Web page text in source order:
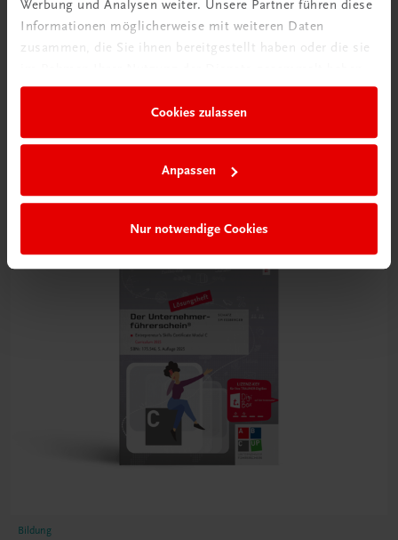
Werbung und Analysen weiter. Unsere Partner führen diese
Informationen möglicherweise mit weiteren Daten
zusammen, die Sie ihnen bereitgestellt haben oder die sie
Cookies zulassen
Anpassen
Nur notwendige Cookies
Bildung